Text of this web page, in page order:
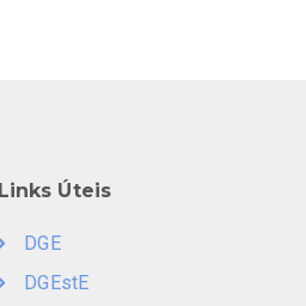
Links Úteis
DGE
DGEstE